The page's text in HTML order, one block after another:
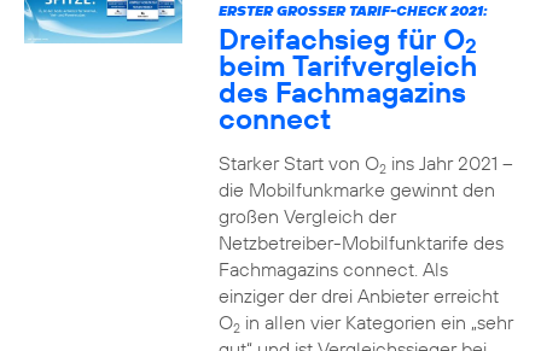
ERSTER GROSSER TARIF-CHECK 2021:
Dreifachsieg für O2
beim Tarifvergleich
des Fachmagazins
connect
Starker Start von O2ins Jahr 2021 –
die Mobilfunkmarke gewinnt den
großen Vergleich der
Netzbetreiber-Mobilfunktarife des
Fachmagazins connect. Als
einziger der drei Anbieter erreicht
O2in allen vier Kategorien ein „sehr